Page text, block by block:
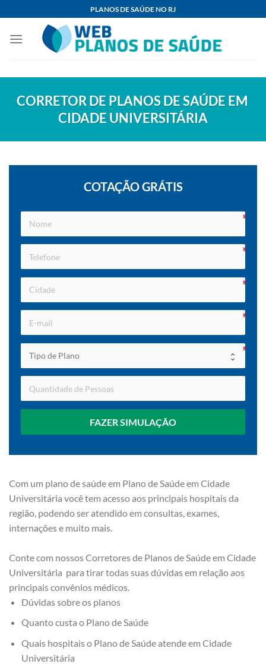
content
PLANOS DE SAÚDE NO RJ
CORRETOR DE PLANOS DE SAÚDE EM
CIDADE UNIVERSITÁRIA
COTAÇÃO GRÁTIS
FAZER SIMULAÇÃO
Com um plano de saúde em Plano de Saúde em Cidade
Universitária você tem acesso aos principais hospitais da
região, podendo ser atendido em consultas, exames,
internações e muito mais.
Conte com nossos Corretores de Planos de Saúde em Cidade
Universitária para tirar todas suas dúvidas em relação aos
principais convênios médicos.
Dúvidas sobre os planos
Quanto custa o Plano de Saúde
Quais hospitais o Plano de Saúde atende em Cidade
Universitária